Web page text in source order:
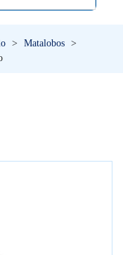
> Matalobos >